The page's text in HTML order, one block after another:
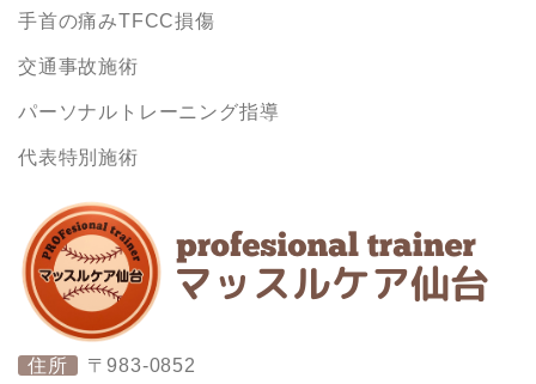
手首の痛みTFCC損傷
交通事故施術
パーソナルトレーニング指導
代表特別施術
住所 〒983-0852